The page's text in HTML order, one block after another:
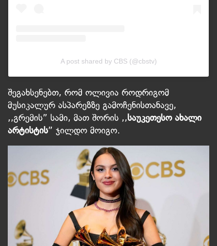
A post shared by CBS (@cbstv)
შეგახსენებთ, რომ ოლივია როდრიგომ
მუსიკალურ ასპარეზზე გამოჩენისთანავე,
,,გრემის” სამი, მათ შორის ,,საუკეთესო ახალი
არტისტის” ჯილდო მოიგო.